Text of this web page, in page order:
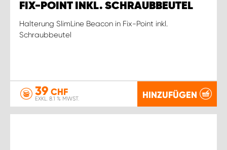
FIX-POINT INKL. SCHRAUBBEUTEL
Halterung SlimLine Beacon in Fix-Point inkl.
Schraubbeutel
39 CHF
EXKL. 8.1 % MWST. HINZUFÜGEN